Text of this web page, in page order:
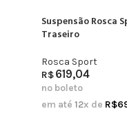
Suspensão Rosca
Traseiro
Rosca Sport
R$619,04
no boleto
em até 12x de R$